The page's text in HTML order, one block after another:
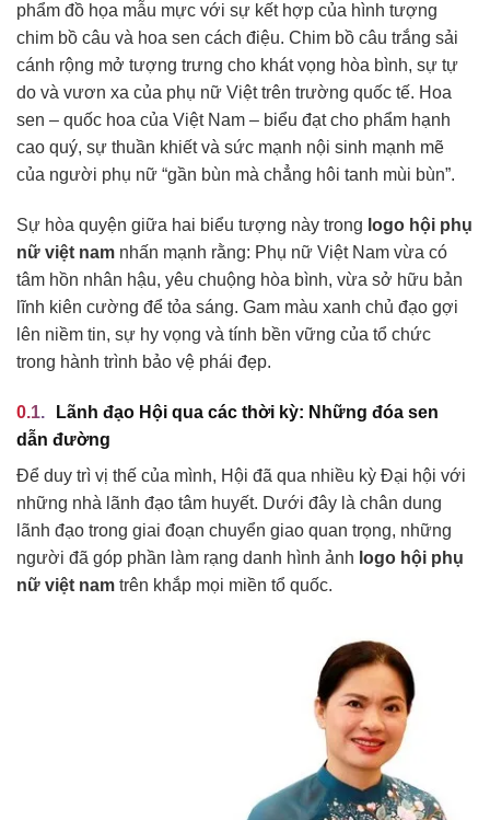
phẩm đồ họa mẫu mực với sự kết hợp của hình tượng
chim bồ câu và hoa sen cách điệu. Chim bồ câu trắng sải
cánh rộng mở tượng trưng cho khát vọng hòa bình, sự tự
do và vươn xa của phụ nữ Việt trên trường quốc tế. Hoa
sen – quốc hoa của Việt Nam – biểu đạt cho phẩm hạnh
cao quý, sự thuần khiết và sức mạnh nội sinh mạnh mẽ
của người phụ nữ “gần bùn mà chẳng hôi tanh mùi bùn”.
Sự hòa quyện giữa hai biểu tượng này trong logo hội phụ
nữ việt nam nhấn mạnh rằng: Phụ nữ Việt Nam vừa có
tâm hồn nhân hậu, yêu chuộng hòa bình, vừa sở hữu bản
lĩnh kiên cường để tỏa sáng. Gam màu xanh chủ đạo gợi
lên niềm tin, sự hy vọng và tính bền vững của tổ chức
trong hành trình bảo vệ phái đẹp.
Lãnh đạo Hội qua các thời kỳ: Những đóa sen
dẫn đường
Để duy trì vị thế của mình, Hội đã qua nhiều kỳ Đại hội với
những nhà lãnh đạo tâm huyết. Dưới đây là chân dung
lãnh đạo trong giai đoạn chuyển giao quan trọng, những
người đã góp phần làm rạng danh hình ảnh logo hội phụ
nữ việt nam trên khắp mọi miền tổ quốc.